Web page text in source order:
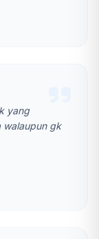
yang
walaupun gk